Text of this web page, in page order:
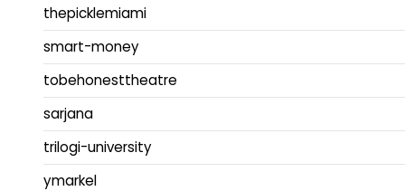
thepicklemiami
smart-money
tobehonesttheatre
sarjana
trilogi-university
ymarkel